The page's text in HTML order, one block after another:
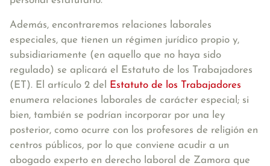
Además, encontraremos relaciones laborales
especiales, que tienen un régimen jurídico propio y,
subsidiariamente (en aquello que no haya sido
regulado) se aplicará el Estatuto de los Trabajadores
(ET). El artículo 2 del
Estatuto de los Trabajadores
enumera relaciones laborales de carácter especial; si
bien, también se podrían incorporar por una ley
posterior, como ocurre con los profesores de religión en
centros públicos, por lo que conviene acudir a un
abogado experto en derecho laboral de Zamora que